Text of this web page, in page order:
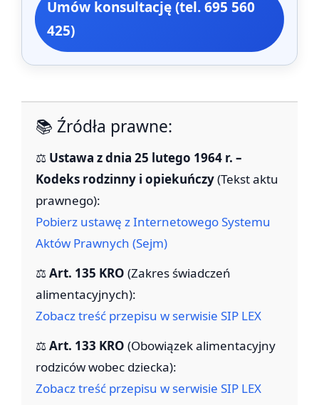
Umów konsultację (tel. 695 560
425)
📚 Źródła prawne:
⚖️ Ustawa z dnia 25 lutego 1964 r. –
Kodeks rodzinny i opiekuńczy(Tekst aktu
prawnego):
Pobierz ustawę z Internetowego Systemu
Aktów Prawnych (Sejm)
⚖️Art. 135 KRO (Zakres świadczeń
alimentacyjnych):
Zobacz treść przepisu w serwisie SIP LEX
⚖️Art. 133 KRO (Obowiązek alimentacyjny
rodziców wobec dziecka):
Zobacz treść przepisu w serwisie SIP LEX